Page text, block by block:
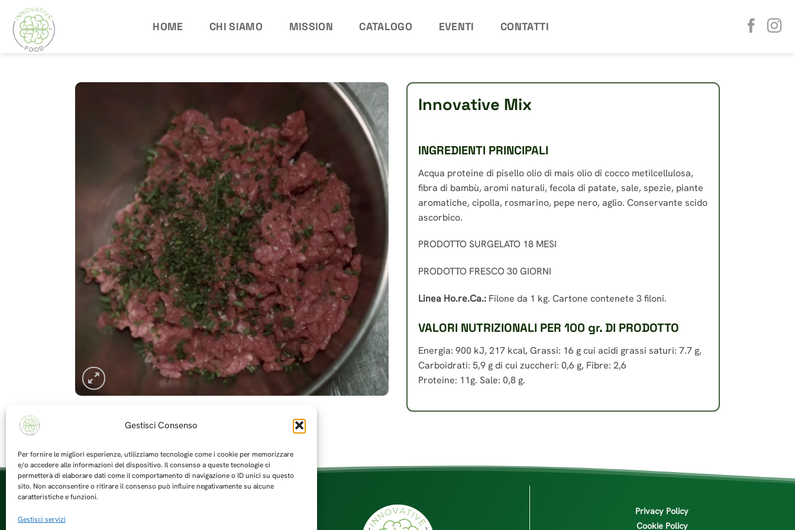
Gestisci Consenso
Per fornire le migliori esperienze, utilizziamo tecnologie come i cookie per memorizzare
e/o accedere alle informazioni del dispositivo. Il consenso a queste tecnologie ci
permetterà di elaborare dati come il comportamento di navigazione o ID unici su questo
sito. Non acconsentire o ritirare il consenso può influire negativamente su alcune
caratteristiche e funzioni.
Gestisci servizi
contenuti
HOME CHI SIAMO MISSION CATALOGO EVENTI CONTATTI
Innovative Mix
INGREDIENTI PRINCIPALI
Acqua proteine di pisello olio di mais olio di cocco metilcellulosa,
fibra di bambù, aromi naturali, fecola di patate, sale, spezie, piante
aromatiche, cipolla, rosmarino, pepe nero, aglio. Conservante scido
ascorbico.
PRODOTTO SURGELATO 18 MESI
PRODOTTO FRESCO 30 GIORNI
Linea Ho.re.Ca.: Filone da 1 kg. Cartone contenete 3 filoni.
VALORI NUTRIZIONALI PER 100 gr. DI PRODOTTO
Energia: 900 kJ, 217 kcal, Grassi: 16 g cui acidi grassi saturi: 7.7 g,
Carboidrati: 5,9 g di cui zuccheri: 0,6 g, Fibre: 2,6
Proteine: 11g. Sale: 0,8 g.
Privacy Policy
Cookie Policy